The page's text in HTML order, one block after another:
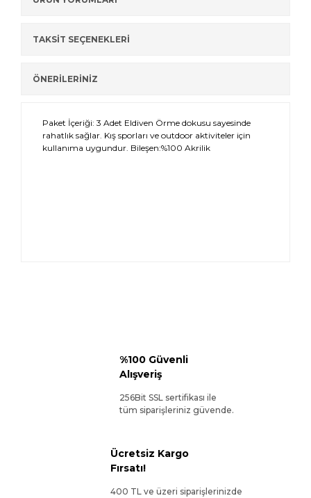
TAKSİT SEÇENEKLERİ
ÖNERİLERİNİZ
Paket İçeriği: 3 Adet Eldiven Örme dokusu sayesinde
rahatlık sağlar. Kış sporları ve outdoor aktiviteler için
kullanıma uygundur. Bileşen:%100 Akrilik
%100 Güvenli
Alışveriş
256Bit SSL sertifikası ile
tüm siparişleriniz güvende.
Ücretsiz Kargo
Fırsatı!
400 TL ve üzeri siparişlerinizde